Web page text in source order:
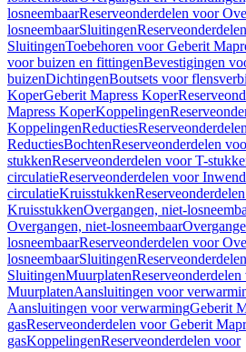
losneembaarReserveonderdelen voor
losneembaarSluitingen
SluitingenToebehoren voor Geberit
voor buizen en fittingenBevestigingen
buizenDichtingenBoutsets voor
KoperGeberit Mapress Koper
Mapress KoperKoppelingen
KoppelingenReducties
ReductiesBochtenReserveonderdelen
stukkenReserveonderdelen voor T-
circulatieReserveonderdelen voor
circulatieKruisstukken
KruisstukkenOvergangen, niet-
Overgangen, niet-losneembaar
losneembaarReserveonderdelen voor
losneembaarSluitingen
SluitingenMuurplatenReserveonderdelen
MuurplatenAansluitingen voor
Aansluitingen voor verwarmingGeberit
gasReserveonderdelen voor Geberit
gasKoppelingenReserveonderdelen voor